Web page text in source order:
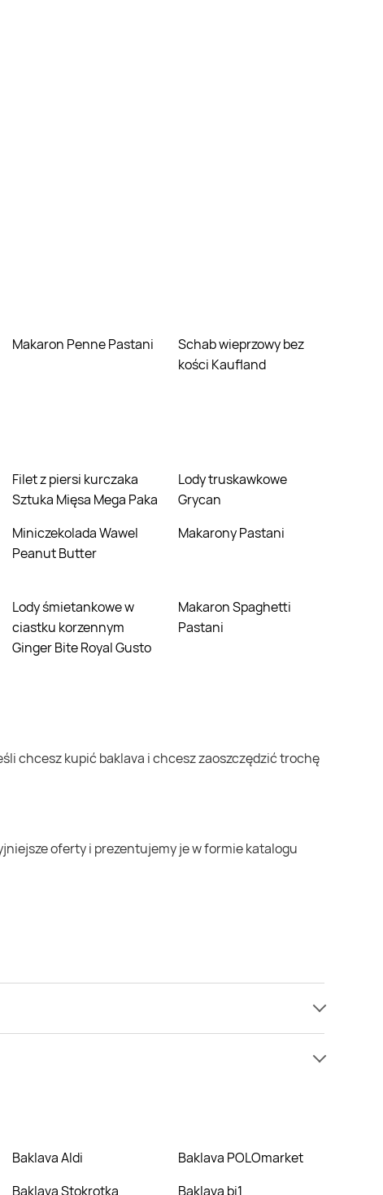
Makaron Penne Pastani
Schab wieprzowy bez
kości Kaufland
Filet z piersi kurczaka
Sztuka Mięsa Mega Paka
Lody truskawkowe
Grycan
Miniczekolada Wawel
Peanut Butter
Makarony Pastani
Lody śmietankowe w
ciastku korzennym
Ginger Bite Royal Gusto
Makaron Spaghetti
Pastani
Baklava Aldi
Baklava POLOmarket
Baklava Stokrotka Baklava bi1